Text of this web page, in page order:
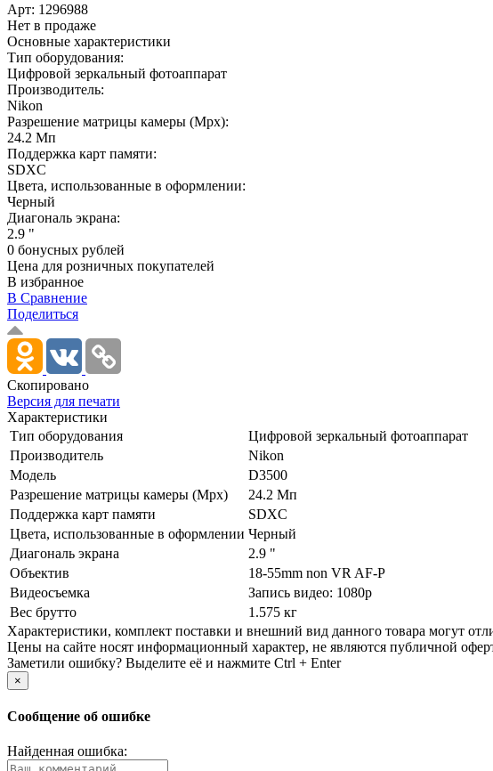
Арт: 1296988
Нет в продаже
Основные характеристики
Тип оборудования:
Цифровой зеркальный фотоаппарат
Производитель:
Nikon
Разрешение матрицы камеры (Mpx):
24.2 Мп
Поддержка карт памяти:
SDXC
Цвета, использованные в оформлении:
Черный
Диагональ экрана:
2.9 "
0 бонусных рублей
Цена для розничных покупателей
В избранное
В Сравнение
Поделиться
Скопировано
Версия для печати
Характеристики
Тип оборудования
Цифровой зеркальный фотоаппарат
Производитель
Nikon
Модель
D3500
Разрешение матрицы камеры (Mpx)
24.2 Мп
Поддержка карт памяти
SDXC
Цвета, использованные в оформлении Черный
Диагональ экрана
2.9 "
Объектив
18-55mm non VR AF-P
Видеосъемка
Запись видео: 1080p
Вес брутто
1.575 кг
Xарактеристики, комплект поставки и внешний вид данного товара могут
Цены на сайте носят информационный характер, не являются публичной
Заметили ошибку? Выделите её и нажмите Ctrl + Enter
×
Сообщение об ошибке
Найденная ошибка: